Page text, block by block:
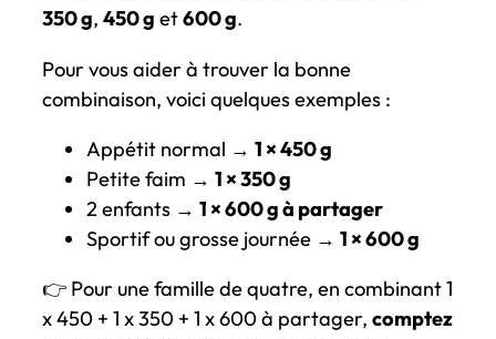
350 g, 450 g et600 g.
Pour vous aider à trouver la bonne
combinaison, voici quelques exemples :
Appétit normal → 1 × 450 g
Petite faim → 1 × 350 g
2 enfants → 1 × 600 g à partager
Sportif ou grosse journée → 1 × 600 g
👉 Pour une famille de quatre, en combinant 1
x 450 + 1 x 350 + 1 x 600 à partager, comptez